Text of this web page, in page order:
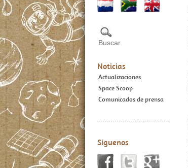
Noticias
Actualizaciones
Space Scoop
Comunicados de prensa
Siguenos